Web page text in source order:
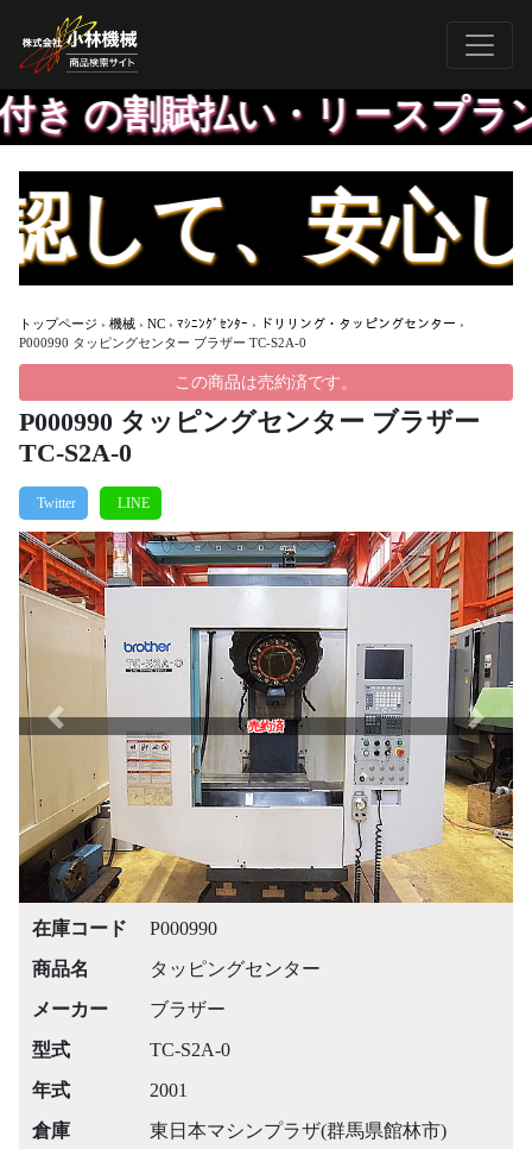
賦払い・リースプラン
て、安心し
トップページ › 機械 › NC › ﾏｼﾆﾝｸﾞｾﾝﾀｰ › ドリリング・タッピングセンター ›
P000990 タッピングセンター ブラザー TC-S2A-0
この商品は売約済です。
P000990 タッピングセンター ブラザー
TC-S2A-0
売約済
Previous Next
在庫コード
P000990
商品名
タッピングセンター
メーカー
ブラザー
型式
TC-S2A-0
年式
2001
倉庫
東日本マシンプラザ(群馬県館林市)